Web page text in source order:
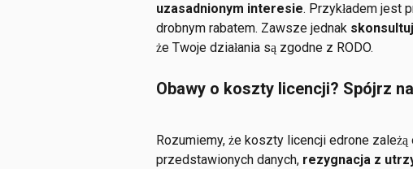
uzasadnionym interesie. Przykładem jest
drobnym rabatem. Zawsze jednak
że Twoje działania są zgodne z RODO.
Obawy o koszty licencji? Spójrz
Rozumiemy, że koszty licencji edrone
przedstawionych danych, rezygnacja z